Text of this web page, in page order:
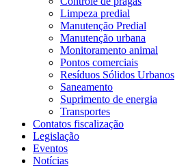
Limpeza predial
Manutenção Predial
Manutenção urbana
Monitoramento animal
Pontos comerciais
Resíduos Sólidos Urbanos
Saneamento
Suprimento de energia
Transportes
Contatos fiscalização
Legislação
Eventos
Notícias